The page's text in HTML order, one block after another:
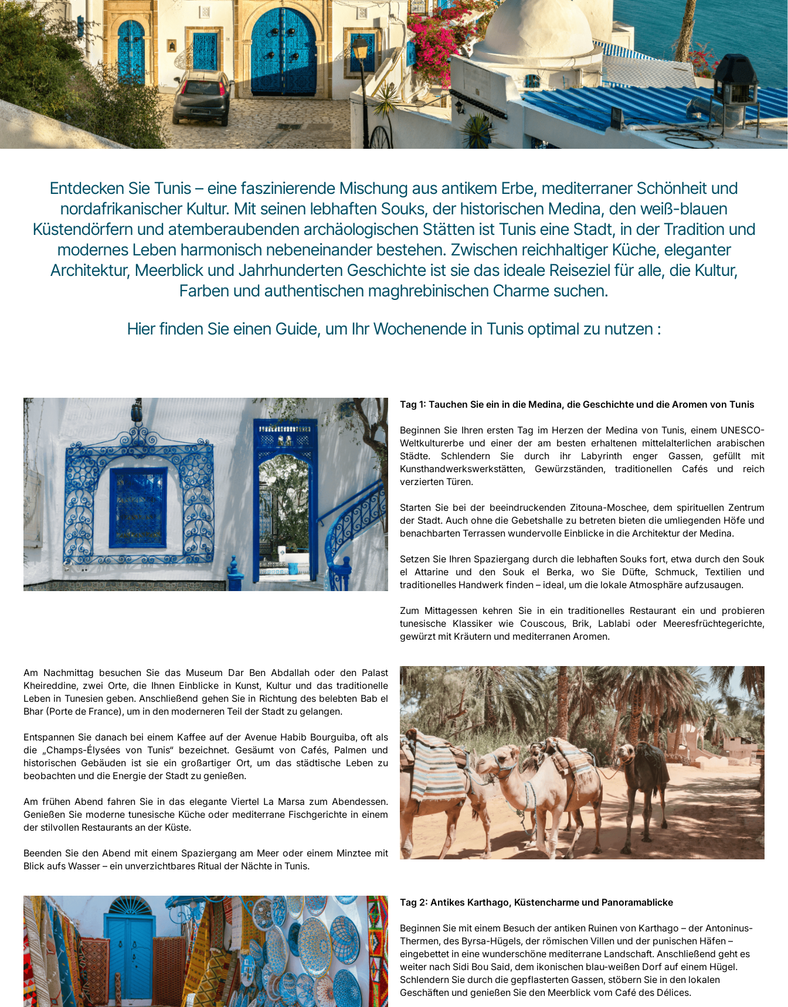
Entdecken Sie Tunis – eine faszinierende Mischung aus antikem Erbe, mediterraner Schönheit und
nordafrikanischer Kultur. Mit seinen lebhaften Souks, der historischen Medina, den weiß-blauen
Küstendörfern und atemberaubenden archäologischen Stätten ist Tunis eine Stadt, in der Tradition und
modernes Leben harmonisch nebeneinander bestehen. Zwischen reichhaltiger Küche, eleganter
Architektur, Meerblick und Jahrhunderten Geschichte ist sie das ideale Reiseziel für alle, die Kultur,
Farben und authentischen maghrebinischen Charme suchen.
Hier finden Sie einen Guide, um Ihr Wochenende in Tunis optimal zu nutzen :
Tag 1: Tauchen Sie ein in die Medina, die Geschichte und die Aromen von Tunis
Beginnen Sie Ihren ersten Tag im Herzen der Medina von Tunis, einem UNESCO-
Weltkulturerbe und einer der am besten erhaltenen mittelalterlichen arabischen
Städte. Schlendern Sie durch ihr Labyrinth enger Gassen, gefüllt mit
Kunsthandwerkswerkstätten, Gewürzständen, traditionellen Cafés und reich
verzierten Türen.
Starten Sie bei der beeindruckenden Zitouna-Moschee, dem spirituellen Zentrum
der Stadt. Auch ohne die Gebetshalle zu betreten bieten die umliegenden Höfe und
benachbarten Terrassen wundervolle Einblicke in die Architektur der Medina.
Setzen Sie Ihren Spaziergang durch die lebhaften Souks fort, etwa durch den Souk
el Attarine und den Souk el Berka, wo Sie Düfte, Schmuck, Textilien und
traditionelles Handwerk finden – ideal, um die lokale Atmosphäre aufzusaugen.
Zum Mittagessen kehren Sie in ein traditionelles Restaurant ein und probieren
tunesische Klassiker wie Couscous, Brik, Lablabi oder Meeresfrüchtegerichte,
gewürzt mit Kräutern und mediterranen Aromen.
Am Nachmittag besuchen Sie das Museum Dar Ben Abdallah oder den Palast
Kheireddine, zwei Orte, die Ihnen Einblicke in Kunst, Kultur und das traditionelle
Leben in Tunesien geben. Anschließend gehen Sie in Richtung des belebten Bab el
Bhar (Porte de France), um in den moderneren Teil der Stadt zu gelangen.
Entspannen Sie danach bei einem Kaffee auf der Avenue Habib Bourguiba, oft als
die „Champs-Élysées von Tunis“ bezeichnet. Gesäumt von Cafés, Palmen und
historischen Gebäuden ist sie ein großartiger Ort, um das städtische Leben zu
beobachten und die Energie der Stadt zu genießen.
Am frühen Abend fahren Sie in das elegante Viertel La Marsa zum Abendessen.
Genießen Sie moderne tunesische Küche oder mediterrane Fischgerichte in einem
der stilvollen Restaurants an der Küste.
Beenden Sie den Abend mit einem Spaziergang am Meer oder einem Minztee mit
Blick aufs Wasser – ein unverzichtbares Ritual der Nächte in Tunis.
Tag 2: Antikes Karthago, Küstencharme und Panoramablicke
Beginnen Sie mit einem Besuch der antiken Ruinen von Karthago – der Antoninus-
Thermen, des Byrsa-Hügels, der römischen Villen und der punischen Häfen –
eingebettet in eine wunderschöne mediterrane Landschaft. Anschließend geht es
weiter nach Sidi Bou Said, dem ikonischen blau-weißen Dorf auf einem Hügel.
Schlendern Sie durch die gepflasterten Gassen, stöbern Sie in den lokalen
Geschäften und genießen Sie den Meerblick vom Café des Délices.